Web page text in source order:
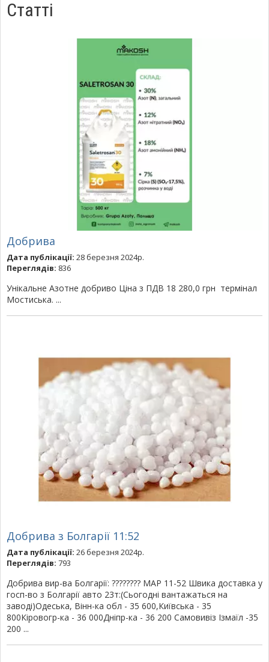
Статті
Добрива
Дата публікації: 28 березня 2024р.
Переглядів: 836
Унікальне Азотне добриво Ціна з ПДВ 18 280,0 грн термінал
Мостиська. ...
Добрива з Болгарії 11:52
Дата публікації: 26 березня 2024р.
Переглядів: 793
Добрива вир-ва Болгарії: ???????? MAP 11-52 Швика доставка у
госп-во з Болгарії авто 23т:(Сьогодні вантажаться на
заводі)Одеська, Вінн-ка обл - 35 600,Київська - 35
800Кіровогр-ка - 36 000Дніпр-ка - 36 200 Самовивіз Ізмаїл -35
200 ...